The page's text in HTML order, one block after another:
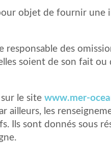
objet de fournir une
des
soient de son fait
le site www.mer-
ailleurs, les
Ils sont donnés sous